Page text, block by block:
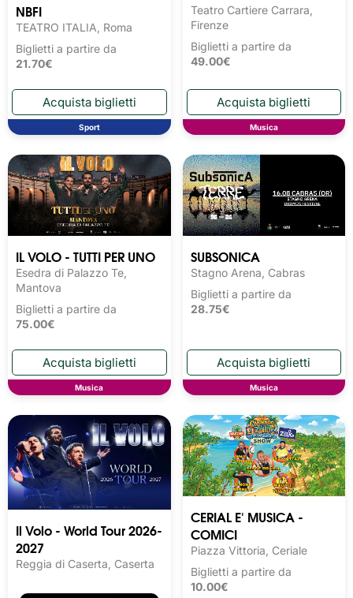
NBFI
TEATRO ITALIA, Roma
Biglietti a partire da
21.70€
Sport
Teatro Cartiere Carrara,
Firenze
Biglietti a partire da
49.00€
Musica
IL VOLO - TUTTI PER UNO
Esedra di Palazzo Te,
Mantova
Biglietti a partire da
75.00€
Musica
SUBSONICA
Stagno Arena, Cabras
Biglietti a partire da
28.75€
Musica
Il Volo - World Tour 2026-
2027
Reggia di Caserta, Caserta
CERIAL E' MUSICA -
COMICI
Piazza Vittoria, Ceriale
Biglietti a partire da
10.00€